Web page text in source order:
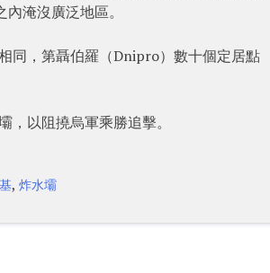
淹沒廣泛地區。
同，第聶伯羅（Dnipro）數十個定居點
以阻撓烏軍乘勝追擊。
,炸水壩